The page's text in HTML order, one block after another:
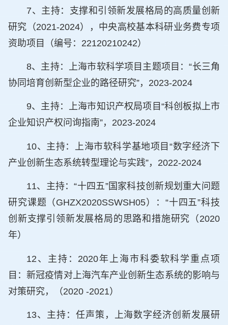
7、主持：支撑和引领新发展格局的高质量创新
研究（2021-2024），中央高校基本科研业务费专项
资助项目（编号：22120210242）
8、主持：上海市软科学项目主题项目：“长三角
协同培育创新型企业的路径研究”，2023-2024
9、主持：上海市知识产权局项目“科创板拟上市
企业知识产权问询指南”，2023-2024
10、主持：上海市软科学基地项目“数字经济下
产业创新生态系统转型理论与实践”，2022-2024
11、主持：“十四五”国家科技创新规划重大问题
研究课题（GHZX2020SSWSH05）：“十四五”科技
创新支撑引领新发展格局的思路和措施研究（2020
年）
12、主持：2020年上海市科委软科学重点项
目：新冠疫情对上海汽车产业创新生态系统的影响与
对策研究，（2020 -2021）
13、主持：任声策，上海数字经济创新发展研